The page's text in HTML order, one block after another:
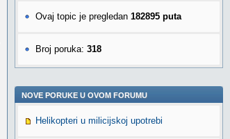
Ovaj topic je pregledan 182895 puta
Broj poruka: 318
NOVE PORUKE U OVOM FORUMU
Helikopteri u milicijskoj upotrebi